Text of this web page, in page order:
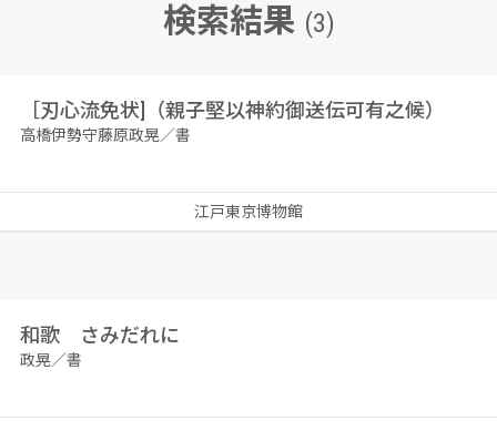
検索結果 (3)
［刃心流免状]（親子堅以神約御送伝可有之候）
高橋伊勢守藤原政晃／書
江戸東京博物館
和歌 さみだれに
政晃／書